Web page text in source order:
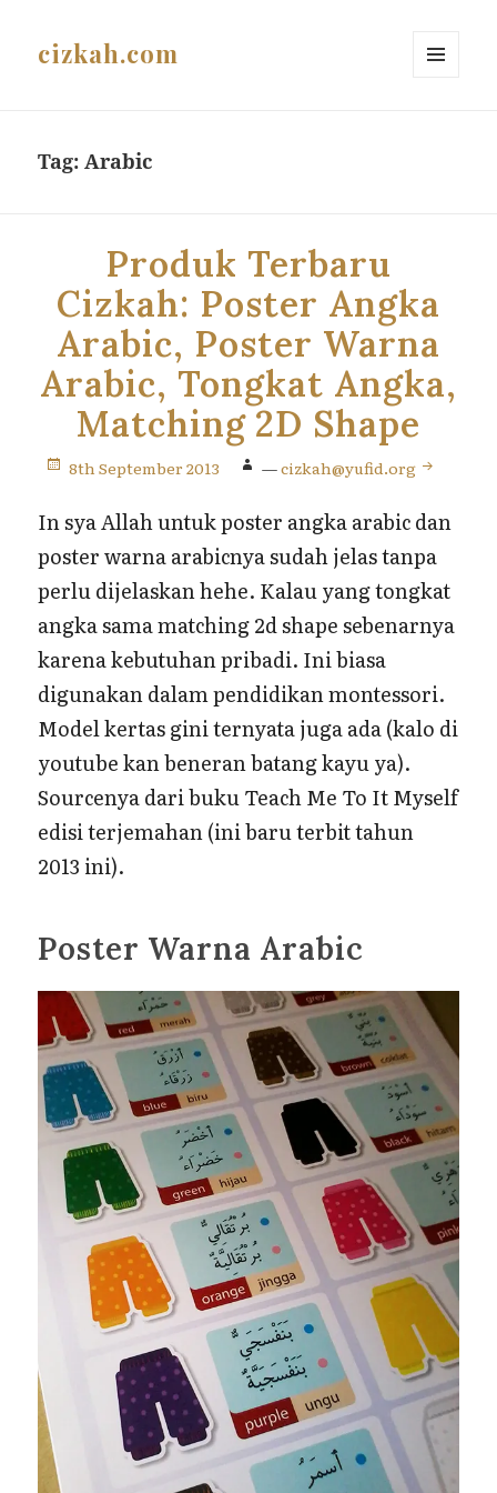
cizkah.com
Tag:Arabic
Produk Terbaru
Cizkah: Poster Angka
Arabic, Poster Warna
Arabic, Tongkat Angka,
Matching 2D Shape
8th September 2013 —cizkah@yufid.org
In sya Allah untuk poster angka arabic dan
poster warna arabicnya sudah jelas tanpa
perlu dijelaskan hehe. Kalau yang tongkat
angka sama matching 2d shape sebenarnya
karena kebutuhan pribadi. Ini biasa
digunakan dalam pendidikan montessori.
Model kertas gini ternyata juga ada (kalo di
youtube kan beneran batang kayu ya).
Sourcenya dari buku Teach Me To It Myself
edisi terjemahan (ini baru terbit tahun
2013 ini).
Poster Warna Arabic